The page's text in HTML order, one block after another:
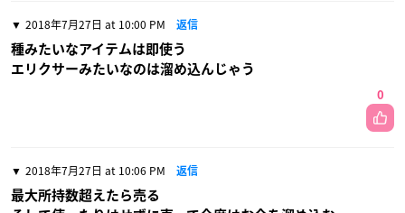
2018年7月27日 at 10:00 PM 返信
種みたいなアイテムは即使う
エリクサーみたいなのは溜め込んじゃう
0
2018年7月27日 at 10:06 PM 返信
最大所持数超えたら売る